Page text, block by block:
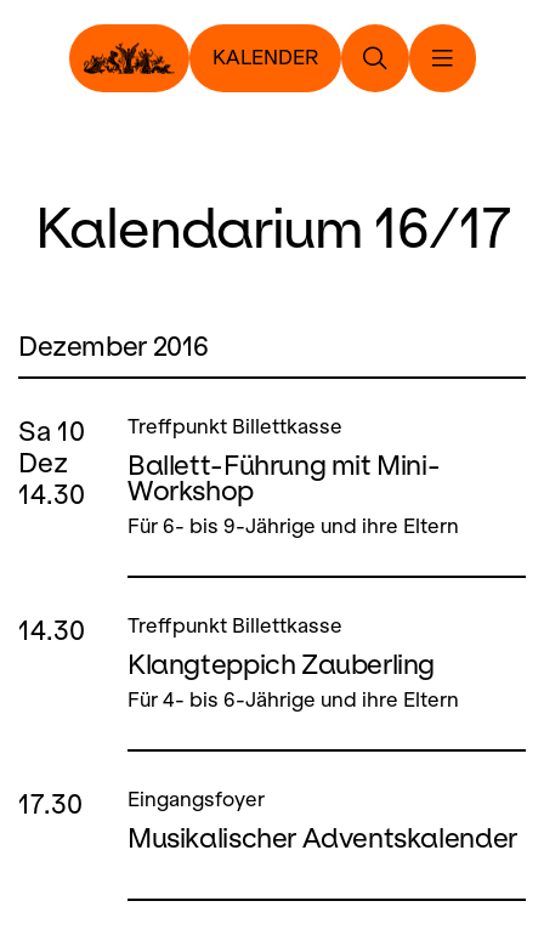
KALENDER
Kalendarium 16/17
Dezember 2016
Sa 10
Dez
14.30
Treffpunkt Billettkasse
Ballett-Führung mit Mini-
Workshop
Für 6- bis 9-Jährige und ihre Eltern
14.30 Treffpunkt Billettkasse
Klangteppich Zauberling
Für 4- bis 6-Jährige und ihre Eltern
17.30 Eingangsfoyer
Musikalischer Adventskalender